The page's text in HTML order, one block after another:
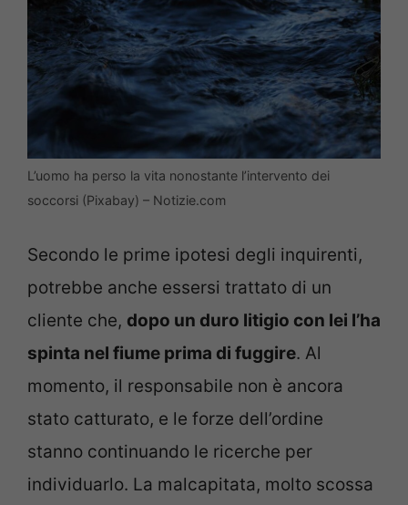
L’uomo ha perso la vita nonostante l’intervento dei
soccorsi (Pixabay) – Notizie.com
Secondo le prime ipotesi degli inquirenti,
potrebbe anche essersi trattato di un
cliente che, dopo un duro litigio con lei l’ha
spinta nel fiume prima di fuggire. Al
momento, il responsabile non è ancora
stato catturato, e le forze dell’ordine
stanno continuando le ricerche per
individuarlo. La malcapitata, molto scossa